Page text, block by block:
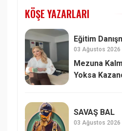
KÖŞE YAZARLARI
Eğitim
03 Ağustos 2026
Mezuna
Yoksa
SAVAŞ BAL
03 Ağustos 2026